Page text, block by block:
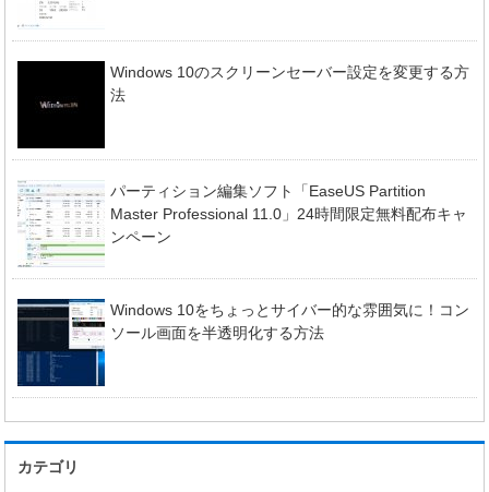
Windows 10のスクリーンセーバー設定を変更する方
法
パーティション編集ソフト「EaseUS Partition
Master Professional 11.0」24時間限定無料配布キャ
ンペーン
Windows 10をちょっとサイバー的な雰囲気に！コン
ソール画面を半透明化する方法
カテゴリ